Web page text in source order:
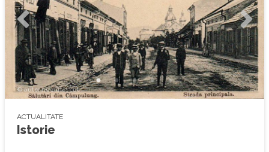
© autor necunoscut
ACTUALITATE
Istorie